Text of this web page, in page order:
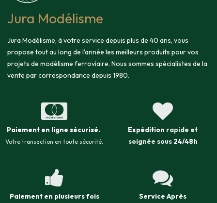
Jura Modélisme
Jura Modélisme, à votre service depuis plus de 40 ans, vous
propose tout au long de l'année les meilleurs produits pour vos
projets de modélisme ferroviaire. Nous sommes spécialistes de la
vente par correspondance depuis 1980.
Paiement en ligne sécurisé.
Votre transaction en toute sécurité.
Expédition rapide et
soignée sous 24/48h
Paiement en plusieurs fois
Service Après